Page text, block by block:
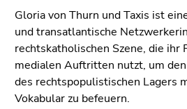
(Zugriffstaste
5)
Zu
den
Seiteneinstellungen
(Benutzer/Sprache)
Gloria von Thurn und Taxis ist
und transatlantische
rechtskatholischen Szene, die ihr
medialen Auftritten nutzt, um
des rechtspopulistischen Lagers
Vokabular zu befeuern.